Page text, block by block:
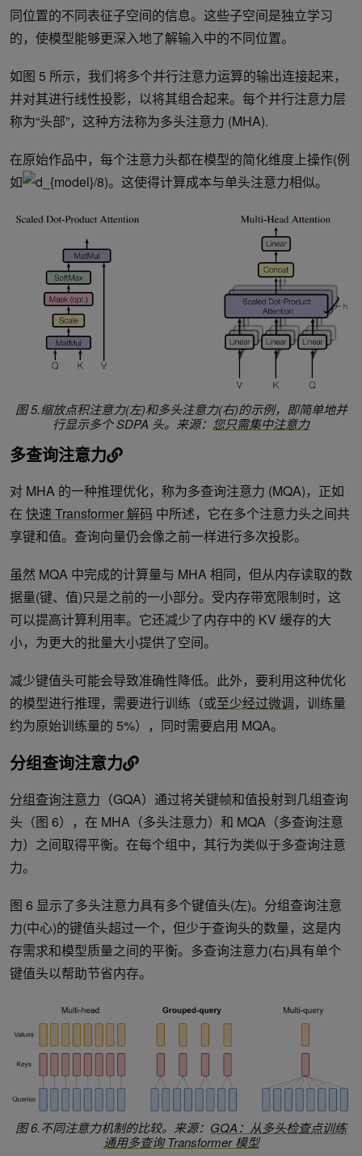
同位置的不同表征子空间的信息。这些子空间是独立学习
的，使模型能够更深入地了解输入中的不同位置。
如图 5 所示，我们将多个并行注意力运算的输出连接起来，
并对其进行线性投影，以将其组合起来。每个并行注意力层
称为“头部”，这种方法称为多头注意力 (MHA).
在原始作品中，每个注意力头都在模型的简化维度上操作(例
如
)。这使得计算成本与单头注意力相似。
图 5.缩放点积注意力(左)和多头注意力(右)的示例，即简单地并
行显示多个 SDPA 头。来源： 您只需集中注意力
多查询注意力
对 MHA 的一种推理优化，称为多查询注意力 (MQA)，正如
在 快速 Transformer 解码 中所述，它在多个注意力头之间共
享键和值。查询向量仍会像之前一样进行多次投影。
虽然 MQA 中完成的计算量与 MHA 相同，但从内存读取的数
据量(键、值)只是之前的一小部分。受内存带宽限制时，这
可以提高计算利用率。它还减少了内存中的 KV 缓存的大
小，为更大的批量大小提供了空间。
减少键值头可能会导致准确性降低。此外，要利用这种优化
的模型进行推理，需要进行训练（或至少经过微调，训练量
约为原始训练量的 5%），同时需要启用 MQA。
分组查询注意力
分组查询注意力 （GQA）通过将关键帧和值投射到几组查询
头（图 6），在 MHA（多头注意力）和 MQA（多查询注意
力）之间取得平衡。在每个组中，其行为类似于多查询注意
力。
图 6 显示了多头注意力具有多个键值头(左)。分组查询注意
力(中心)的键值头超过一个，但少于查询头的数量，这是内
存需求和模型质量之间的平衡。多查询注意力(右)具有单个
键值头以帮助节省内存。
图 6.不同注意力机制的比较。来源： GQA：从多头检查点训练
通用多查询 Transformer 模型